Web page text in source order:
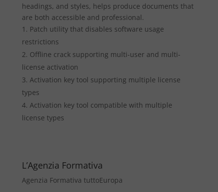
headings, and styles, helps produce documents that
are both accessible and professional.
Patch utility that disables software usage
restrictions
Offline crack supporting multi-user and multi-
license activation
Activation key tool supporting multiple license
types
Activation key tool compatible with multiple
license types
L’Agenzia Formativa
Agenzia Formativa tuttoEuropa